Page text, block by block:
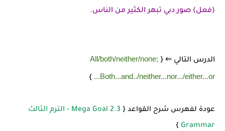
(فعل) صور دبي تبهر الكثير من الناس.
الدرس التالي ⇐ { All/both/neither/none;
Both...and../neither...nor.../either...or...
}
عودة لفهرس شرح القواعد {
Mega Goal 2.3 - الترم الثالث
Grammar
}